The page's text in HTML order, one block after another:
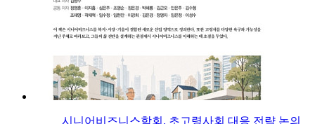
시니어비즈니스학회, 초고령사회 대응 전략 논의